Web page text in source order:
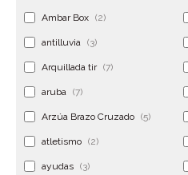
Ambar Box (2)
antilluvia (3)
Arquillada tir (7)
aruba (7)
Arzúa Brazo Cruzado (5)
atletismo (2)
ayudas (3)